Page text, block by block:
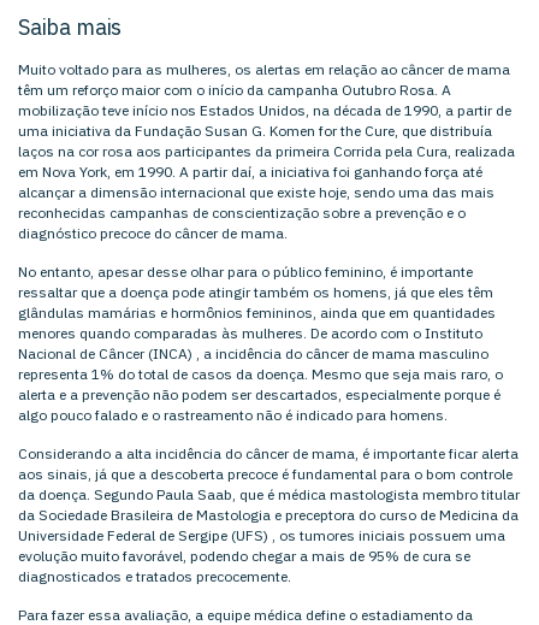
Saiba mais
Muito voltado para as mulheres, os alertas em relação ao câncer de mama
têm um reforço maior com o início da campanha Outubro Rosa. A
mobilização teve início nos Estados Unidos, na década de 1990, a partir de
uma iniciativa da Fundação Susan G. Komen for the Cure, que distribuía
laços na cor rosa aos participantes da primeira Corrida pela Cura, realizada
em Nova York, em 1990. A partir daí, a iniciativa foi ganhando força até
alcançar a dimensão internacional que existe hoje, sendo uma das mais
reconhecidas campanhas de conscientização sobre a prevenção e o
diagnóstico precoce do câncer de mama.
No entanto, apesar desse olhar para o público feminino, é importante
ressaltar que a doença pode atingir também os homens, já que eles têm
glândulas mamárias e hormônios femininos, ainda que em quantidades
menores quando comparadas às mulheres. De acordo com o Instituto
Nacional de Câncer (INCA) , a incidência do câncer de mama masculino
representa 1% do total de casos da doença. Mesmo que seja mais raro, o
alerta e a prevenção não podem ser descartados, especialmente porque é
algo pouco falado e o rastreamento não é indicado para homens.
Considerando a alta incidência do câncer de mama, é importante ficar alerta
aos sinais, já que a descoberta precoce é fundamental para o bom controle
da doença. Segundo Paula Saab, que é médica mastologista membro titular
da Sociedade Brasileira de Mastologia e preceptora do curso de Medicina da
Universidade Federal de Sergipe (UFS) , os tumores iniciais possuem uma
evolução muito favorável, podendo chegar a mais de 95% de cura se
diagnosticados e tratados precocemente.
Para fazer essa avaliação, a equipe médica define o estadiamento da